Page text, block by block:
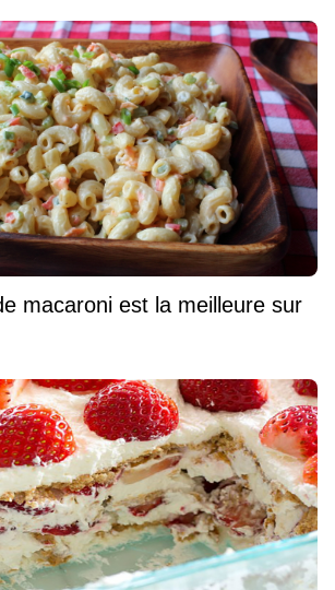
macaroni est la meilleure sur